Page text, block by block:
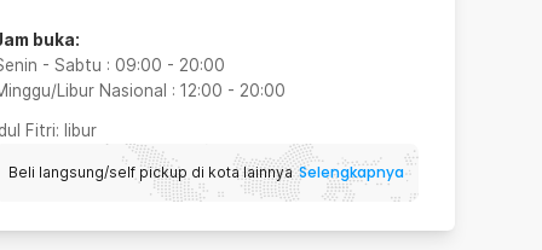
buka:
- Sabtu : 09:00 - 20:00
Libur Nasional : 12:00 - 20:00
Fitri: libur
Beli langsung/self pickup di kota lainnya Selengkapnya